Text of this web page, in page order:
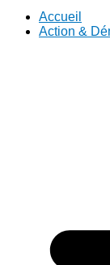
Accueil
Action &